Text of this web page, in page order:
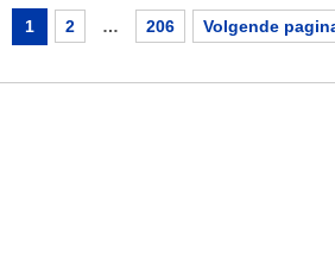
1 2 … 206 Volgende